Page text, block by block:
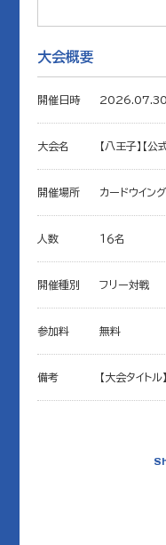
大会概要
開催日時
大会名 【八王子】【
開催場所 カードウイン
人数 １６名
開催種別 フリー対戦
参加料 無料
備考 【大会タイト